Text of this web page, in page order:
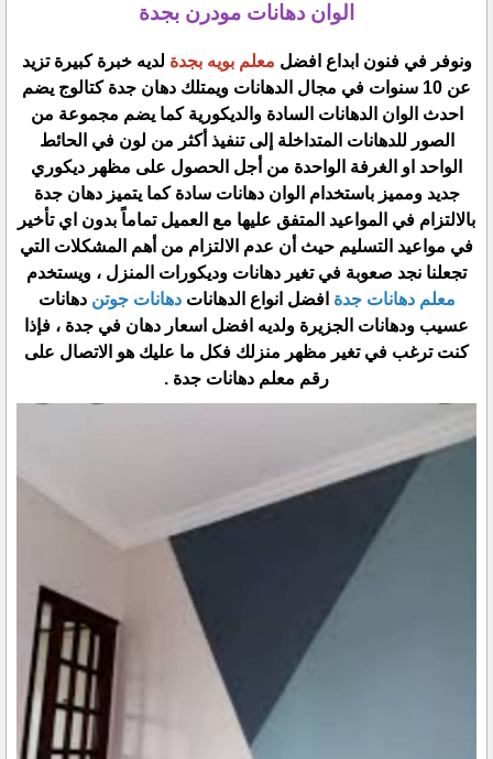
الوان دهانات مودرن بجدة
ونوفر في فنون ابداع افضل معلم بويه بجدة لديه خبرة كبيرة تزيد
عن 10 سنوات في مجال الدهانات ويمتلك دهان جدة كتالوج يضم
احدث الوان الدهانات السادة والديكورية كما يضم مجموعة من
الصور للدهانات المتداخلة إلى تنفيذ أكثر من لون في الحائط
الواحد او الغرفة الواحدة من أجل الحصول على مظهر ديكوري
جديد ومميز باستخدام الوان دهانات سادة كما يتميز دهان جدة
بالالتزام في المواعيد المتفق عليها مع العميل تماماً بدون اي تأخير
في مواعيد التسليم حيث أن عدم الالتزام من أهم المشكلات التي
تجعلنا نجد صعوبة في تغير دهانات وديكورات المنزل ، ويستخدم
معلم دهانات جدة افضل انواع الدهاناتدهانات جوتندهانات
عسيب ودهانات الجزيرة ولديه افضل اسعار دهان في جدة ، فإذا
كنت ترغب في تغير مظهر منزلك فكل ما عليك هو الاتصال على
رقم معلم دهانات جدة .